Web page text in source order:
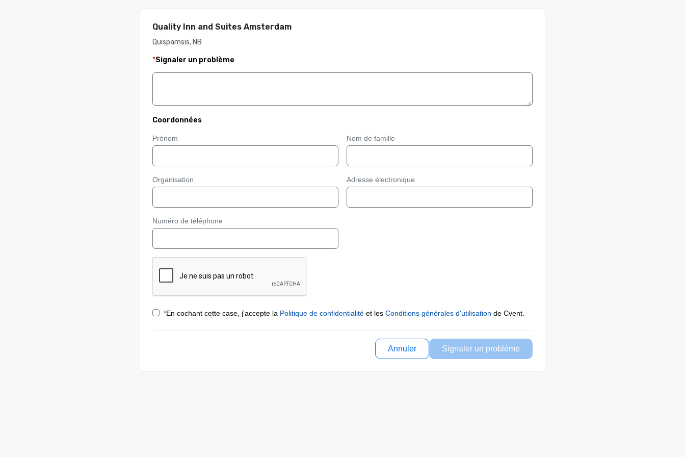
Quality Inn and Suites Amsterdam
Quispamsis, NB
*Signaler un problème
Coordonnées
Prénom Nom de famille
Organisation Adresse électronique
Numéro de téléphone
*En cochant cette case, j'accepte la Politique de confidentialité et les Conditions générales d'utilisation de Cvent.
Annuler Signaler un problème